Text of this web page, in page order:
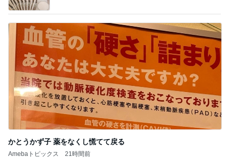
かとうかず子 薬をなくし慌てて戻る
Amebaトピックス 21時間前